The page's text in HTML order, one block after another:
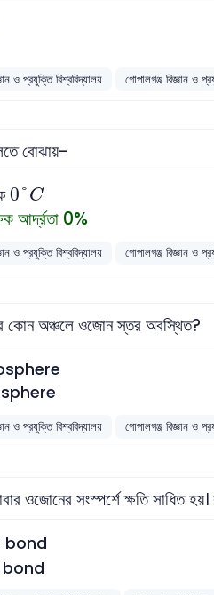
ও প্রযুক্তি বিশ্ববিদ্যালয় গোপালগঞ্জ বিজ্ঞান ও
বোঝায়-
0° C
0°C
আর্দ্রতা 0%
ও প্রযুক্তি বিশ্ববিদ্যালয় গোপালগঞ্জ বিজ্ঞান ও
কোন অঞ্চলে ওজোন স্তর অবস্থিত?
ও প্রযুক্তি বিশ্ববিদ্যালয় গোপালগঞ্জ বিজ্ঞান ও
ওজোনের সংস্পর্শে ক্ষতি সাধিত
bond
bond